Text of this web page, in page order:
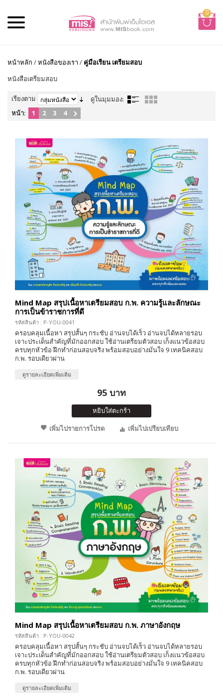
0
หน้าหลัก /หนังสือของเรา / คู่มือเรียน เตรียมสอบ
หนังสือเตรียมสอบ
เรียงตาม
ดูในมุมมอง:
หน้า:
1 2 3 4
Mind Map สรุปเนื้อหาเตรียมสอบ ก.พ. ความรู้และลักษณะ
การเป็นข้าราชการที่ดี
รหัสสินค้า : P-YOU-0041
ครอบคลุมเนื้อหา สรุปสั้นๆ กระชับ อ่านจบได้เร็ว อ่านจบได้หลายรอบ
เจาะประเด็นสำคัญที่มักออกสอบ ใช้อ่านเตรียมตัวสอบ เก็งแนวข้อสอบ
ครบทุกหัวข้อ ฝึกทำก่อนสอบจริง พร้อมสอบอย่างมั่นใจ 9 เทคนิคสอบ
ก.พ. รอบเดียวผ่าน
ดูรายละเอียดเพิ่มเติม
95 บาท
หยิบใส่ตะกร้า
เพิ่มไปรายการโปรด
เพิ่มไปเปรียบเทียบ
Mind Map สรุปเนื้อหาเตรียมสอบ ก.พ. ภาษาอังกฤษ
รหัสสินค้า : P-YOU-0042
ครอบคลุมเนื้อหา สรุปสั้นๆ กระชับ อ่านจบได้เร็ว อ่านจบได้หลายรอบ
เจาะประเด็นสำคัญที่มักออกสอบ ใช้อ่านเตรียมตัวสอบ เก็งแนวข้อสอบ
ครบทุกหัวข้อ ฝึกทำก่อนสอบจริง พร้อมสอบอย่างมั่นใจ 9 เทคนิคสอบ
ก.พ. รอบเดียวผ่าน
ดูรายละเอียดเพิ่มเติม